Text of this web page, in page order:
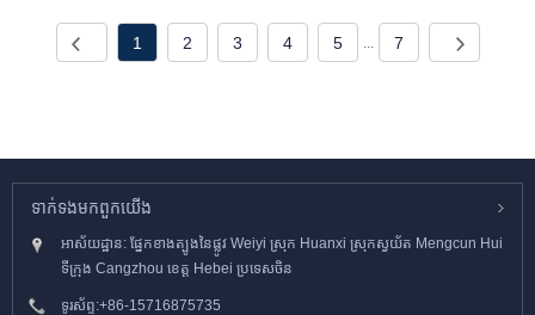
1 2 3 4 5 ... 7
ទាក់ទង​មក​ពួក​យើង
អាស័យដ្ឋាន: ផ្នែកខាងត្បូងនៃផ្លូវ Weiyi ស្រុក Huanxi ស្រុកស្វយ័ត Mengcun Hui
ទីក្រុង Cangzhou ខេត្ត Hebei ប្រទេសចិន
ទូរស័ព្ទ:+86-15716875735